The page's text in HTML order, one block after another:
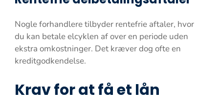
Nogle forhandlere tilbyder rentefrie aftaler, hvor
du kan betale elcyklen af over en periode uden
ekstra omkostninger. Det kræver dog ofte en
kreditgodkendelse.
Krav for at få et lån